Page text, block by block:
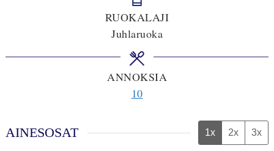
RUOKALAJI
Juhlaruoka
ANNOKSIA
10
AINESOSAT 1x 2x 3x